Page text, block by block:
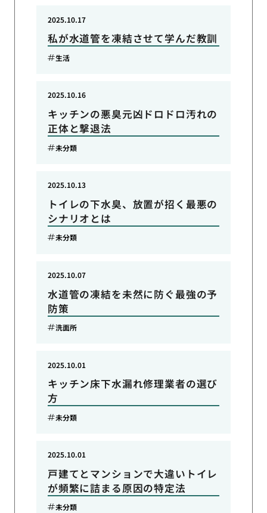
私が水道管を凍結させて学んだ教訓
2025.10.17
生活
キッチンの悪臭元凶ドロドロ汚れの
正体と撃退法
2025.10.16
未分類
トイレの下水臭、放置が招く最悪の
シナリオとは
2025.10.13
未分類
水道管の凍結を未然に防ぐ最強の予
防策
2025.10.07
洗面所
キッチン床下水漏れ修理業者の選び
方
2025.10.01
未分類
戸建てとマンションで大違いトイレ
が頻繁に詰まる原因の特定法
2025.10.01
未分類